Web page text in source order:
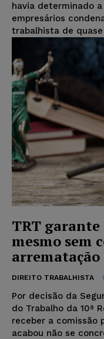
havia determinado
empresários
trabalhista de quase
TRT
mesmo sem
arrematação
DIREITO TRABALHISTA
Por decisão da
do Trabalho da 10ª
receber a comissão
acabou não se